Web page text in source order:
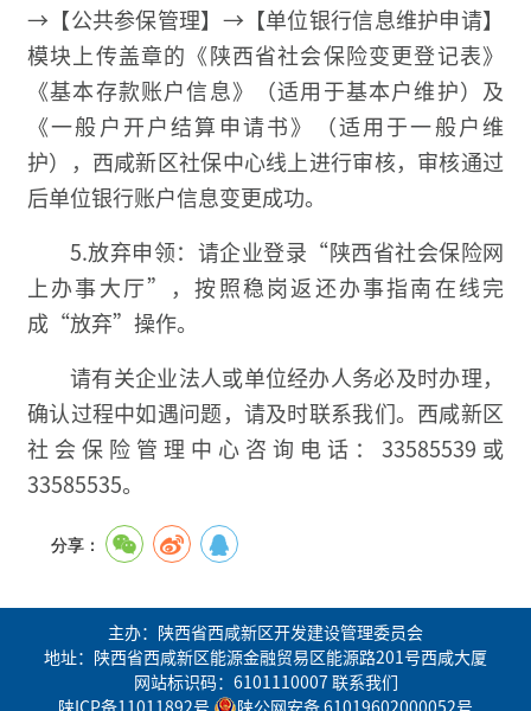
→【公共参保管理】→【单位银行信息维护申请】
模块上传盖章的《陕西省社会保险变更登记表》
《基本存款账户信息》（适用于基本户维护）及
《一般户开户结算申请书》（适用于一般户维
护），西咸新区社保中心线上进行审核，审核通过
后单位银行账户信息变更成功。
5.放弃申领：请企业登录“陕西省社会保险网
上办事大厅”，按照稳岗返还办事指南在线完
成“放弃”操作。
请有关企业法人或单位经办人务必及时办理，
确认过程中如遇问题，请及时联系我们。西咸新区
社会保险管理中心咨询电话：33585539或
33585535。
分享：
主办：陕西省西咸新区开发建设管理委员会
地址：陕西省西咸新区能源金融贸易区能源路201号西咸大厦
网站标识码：6101110007 联系我们
陕ICP备11011892号
陕公网安备 61019602000052号